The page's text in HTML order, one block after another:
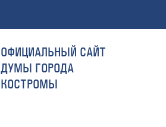
ОФИЦИАЛЬНЫЙ САЙТ
ДУМЫ ГОРОДА
КОСТРОМЫ